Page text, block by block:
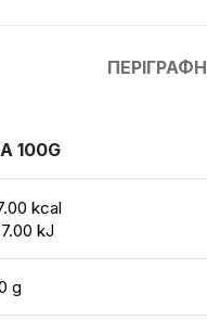
ΠΕΡΙΓΡΑΦΉ
100G
kcal
kJ
g